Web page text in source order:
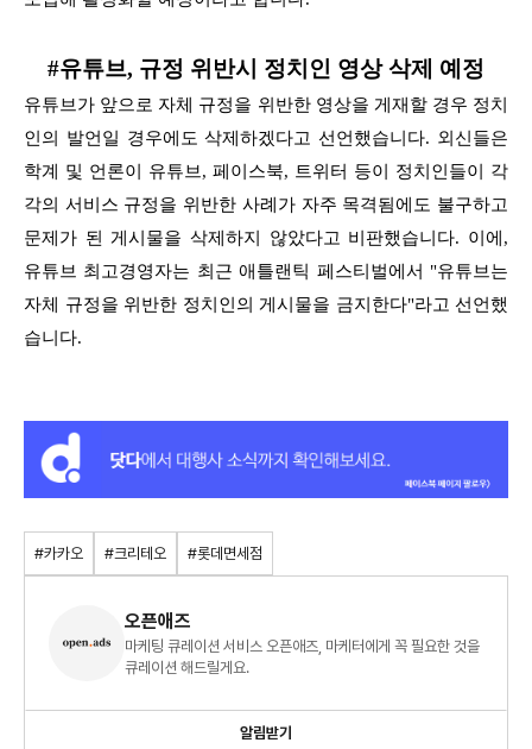
#유튜브, 규정 위반시 정치인 영상 삭제 예정
유튜브가 앞으로 자체 규정을 위반한 영상을 게재할 경우 정치
인의 발언일 경우에도 삭제하겠다고 선언했습니다. 외신들은
학계 및 언론이 유튜브, 페이스북, 트위터 등이 정치인들이 각
각의 서비스 규정을 위반한 사례가 자주 목격됨에도 불구하고
문제가 된 게시물을 삭제하지 않았다고 비판했습니다. 이에,
유튜브 최고경영자는 최근 애틀랜틱 페스티벌에서 "유튜브는
자체 규정을 위반한 정치인의 게시물을 금지한다"라고 선언했
습니다.
#카카오 #크리테오 #롯데면세점
오픈애즈
마케팅 큐레이션 서비스 오픈애즈, 마케터에게 꼭 필요한 것을
큐레이션 해드릴게요.
알림받기